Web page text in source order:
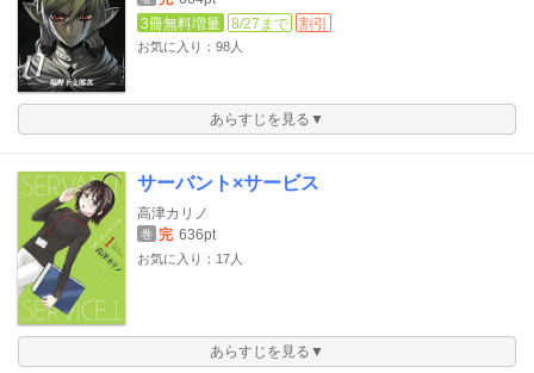
3冊無料増量
8/27まで 割引
お気に入り：98人
あらすじを見る▼
サーバント×サービス
高津カリノ
巻 完 636pt
お気に入り：17人
あらすじを見る▼